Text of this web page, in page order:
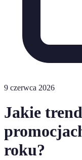
9 czerwca 2026
Jakie
roku?